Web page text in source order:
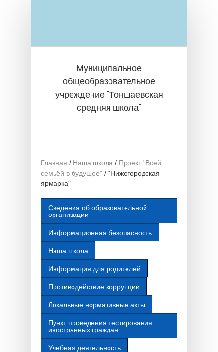
Муниципальное
общеобразовательное
учреждение "Тоншаевская
средняя школа"
Главная / Наша школа / Проект "Всей
семьёй в будущее" / "Нижегородская
ярмарка"
Сведения об образовательной
организации
Информационная безопасность
Наша школа
Информация для родителей
Противодействие коррупции
Локальные нормативные акты
Пункт проведения тестирования
иностранных граждан
Учебная деятельность